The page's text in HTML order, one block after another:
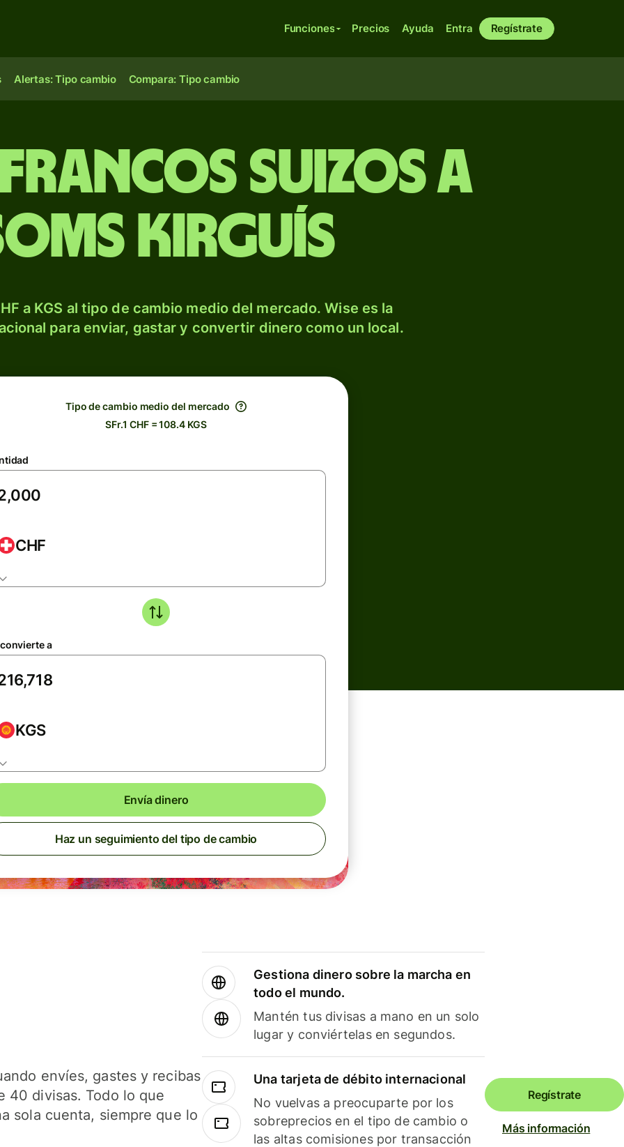
Funciones Precios Ayuda Entra Regístrate
Alertas: Tipo cambio Compara: Tipo cambio
suizos a
kirguís
a KGS al tipo de cambio medio del mercado. Wise es la
para enviar, gastar y convertir dinero como un local.
Tipo de cambio medio del mercado
SFr.1 CHF = 108.4 KGS
CHF
a
KGS
Envía dinero
Haz un seguimiento del tipo de cambio
envíes, gastes y recibas
40 divisas. Todo lo que
sola cuenta, siempre que lo
Gestiona dinero sobre la marcha en
todo el mundo.
Mantén tus divisas a mano en un solo
lugar y conviértelas en segundos.
Una tarjeta de débito internacional
No vuelvas a preocuparte por los
sobreprecios en el tipo de cambio o
las altas comisiones por transacción
Regístrate
Más información